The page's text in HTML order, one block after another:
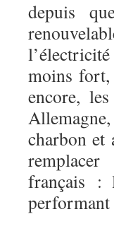
depuis
moins
encore,
charbon et
français :
performant